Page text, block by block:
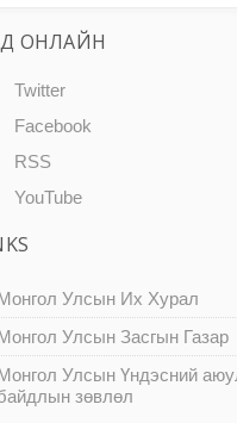
ОНЛАЙН
Twitter
Facebook
RSS
YouTube
Улсын Их Хурал
Улсын Засгын Газар
Улсын Үндэсний
зөвлөл